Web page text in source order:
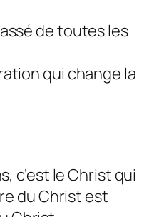
de toutes les
qui change la
c’est le Christ qui
du Christ est